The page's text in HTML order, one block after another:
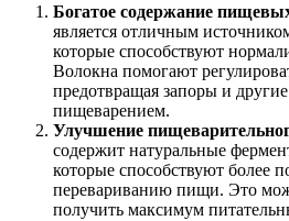
Богатое содержание
является отличным
которые способствуют
Волокна помогают
предотвращая запоры и
пищеварением.
Улучшение
содержит натуральные
которые способствуют более
перевариванию пищи. Это
получить максимум